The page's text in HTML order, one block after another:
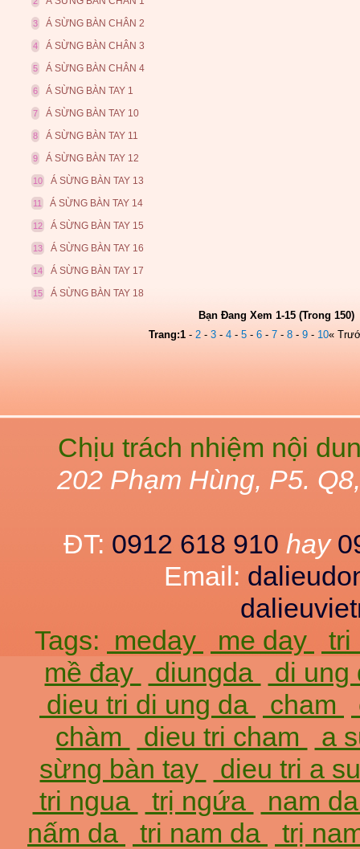
3 Á SỪNG BÀN CHÂN 2
4 Á SỪNG BÀN CHÂN 3
5 Á SỪNG BÀN CHÂN 4
6 Á SỪNG BÀN TAY 1
7 Á SỪNG BÀN TAY 10
8 Á SỪNG BÀN TAY 11
9 Á SỪNG BÀN TAY 12
10 Á SỪNG BÀN TAY 13
11 Á SỪNG BÀN TAY 14
12 Á SỪNG BÀN TAY 15
13 Á SỪNG BÀN TAY 16
14 Á SỪNG BÀN TAY 17
15 Á SỪNG BÀN TAY 18
Bạn Đang Xem 1-15 (Trong 150)
Trang:1 -2 -3 -4 -5 -6 -7 -8 -9 - 10«
Chịu trách nhiệm nội
202 Phạm Hùng, P5.
ĐT: 0912 618 910 hay
Email:
Tags: meday me day
tri
mề đay
diungda
di
dieu tri di ung da
cham
chàm
dieu tri cham
a
sừng bàn tay
dieu tri a
tri ngua
trị ngứa
nam
nấm da
tri nam da
trị